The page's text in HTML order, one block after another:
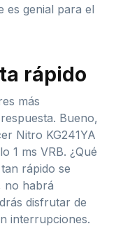
es genial para el
rápido
más
Bueno,
Nitro KG241YA
1 ms VRB. ¿Qué
rápido se
no habrá
disfrutar de
interrupciones.